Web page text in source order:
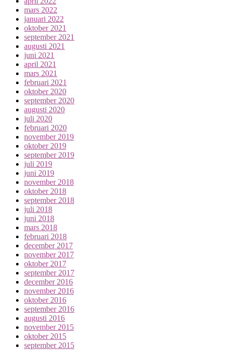
mars 2022
januari 2022
oktober 2021
september 2021
augusti 2021
juni 2021
april 2021
mars 2021
februari 2021
oktober 2020
september 2020
augusti 2020
juli 2020
februari 2020
november 2019
oktober 2019
september 2019
juli 2019
juni 2019
november 2018
oktober 2018
september 2018
juli 2018
juni 2018
mars 2018
februari 2018
december 2017
november 2017
oktober 2017
september 2017
december 2016
november 2016
oktober 2016
september 2016
augusti 2016
november 2015
oktober 2015
september 2015